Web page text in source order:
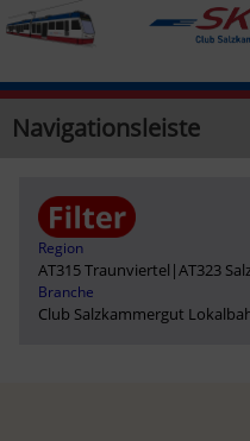
Navigationsleiste
Region
AT315 Traunviertel |AT323
Branche
Club Salzkammergut